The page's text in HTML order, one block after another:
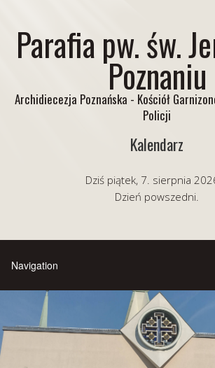
Parafia pw. św.
Poznaniu
Archidiecezja Poznańska - Kościół
Policji
Kalendarz
Dziś piątek, 7. sierpnia
Dzień powszedni.